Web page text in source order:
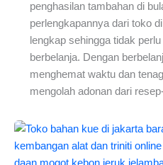
penghasilan tambahan di
perlengkapannya dari toko
lengkap sehingga tidak
berbelanja. Dengan
menghemat waktu dan
mengolah adonan dari